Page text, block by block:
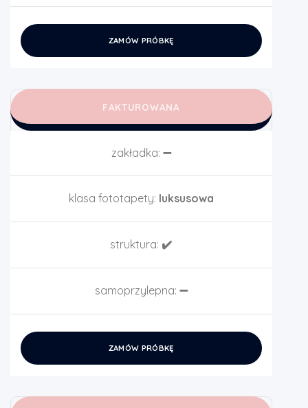
ZAMÓW PRÓBKĘ
FAKTUROWANA
zakładka: ➖
klasa fototapety: luksusowa
struktura: ✔️
samoprzylepna: ➖
ZAMÓW PRÓBKĘ